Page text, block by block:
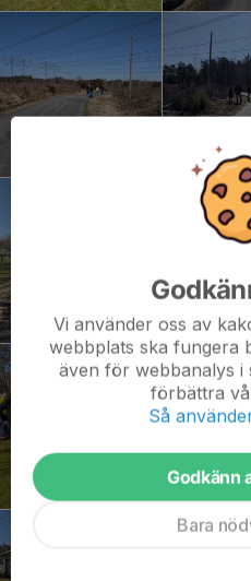
Vi använder oss av
webbplats ska fungera
även för webbanalys i
förbättra
Så
Godkänn
Bara